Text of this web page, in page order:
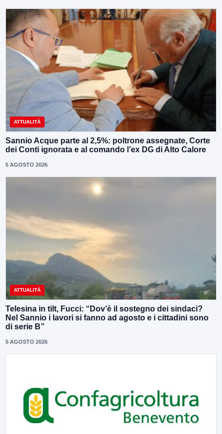
ATTUALITÀ
Sannio Acque parte al 2,5%: poltrone assegnate, Corte
dei Conti ignorata e al comando l’ex DG di Alto Calore
5 AGOSTO 2026
ATTUALITÀ
Telesina in tilt, Fucci: “Dov’è il sostegno dei sindaci?
Nel Sannio i lavori si fanno ad agosto e i cittadini sono
di serie B”
5 AGOSTO 2026